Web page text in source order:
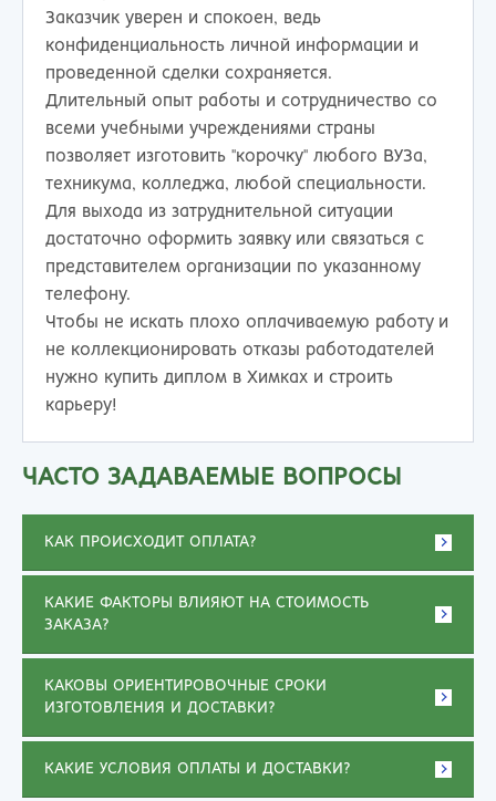
Заказчик уверен и спокоен, ведь
конфиденциальность личной информации и
проведенной сделки сохраняется.
Длительный опыт работы и сотрудничество со
всеми учебными учреждениями страны
позволяет изготовить "корочку" любого ВУЗа,
техникума, колледжа, любой специальности.
Для выхода из затруднительной ситуации
достаточно оформить заявку или связаться с
представителем организации по указанному
телефону.
Чтобы не искать плохо оплачиваемую работу и
не коллекционировать отказы работодателей
нужно купить диплом в Химках и строить
карьеру!
ЧАСТО ЗАДАВАЕМЫЕ ВОПРОСЫ
КАК ПРОИСХОДИТ ОПЛАТА?
КАКИЕ ФАКТОРЫ ВЛИЯЮТ НА СТОИМОСТЬ
ЗАКАЗА?
КАКОВЫ ОРИЕНТИРОВОЧНЫЕ СРОКИ
ИЗГОТОВЛЕНИЯ И ДОСТАВКИ?
КАКИЕ УСЛОВИЯ ОПЛАТЫ И ДОСТАВКИ?